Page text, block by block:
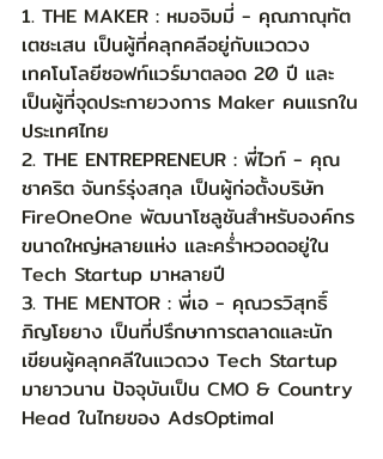
1. THE MAKER : หมอจิมมี่ - คุณภาณุทัต
เตชะเสน เป็นผู้ที่คลุกคลีอยู่กับแวดวง
เทคโนโลยีซอฟท์แวร์มาตลอด 20 ปี และ
เป็นผู้ที่จุดประกายวงการ Maker คนแรกใน
ประเทศไทย
2. THE ENTREPRENEUR : พี่ไวท์ - คุณ
ชาคริต จันทร์รุ่งสกุล เป็นผู้ก่อตั้งบริษัท
FireOneOne พัฒนาโซลูชันสำหรับองค์กร
ขนาดใหญ่หลายแห่ง และคร่ำหวอดอยู่ใน
Tech Startup มาหลายปี
3. THE MENTOR : พี่เอ - คุณวรวิสุทธิ์
ภิญโยยาง เป็นที่ปรึกษาการตลาดและนัก
เขียนผู้คลุกคลีในแวดวง Tech Startup
มายาวนาน ปัจจุบันเป็น CMO & Country
Head ในไทยของ AdsOptimal